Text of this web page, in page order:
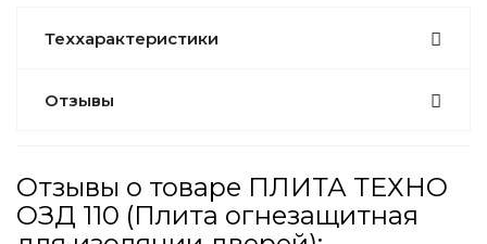
Теххарактеристики
Отзывы
Отзывы о товаре ПЛИТА ТЕХНО
ОЗД 110 (Плита огнезащитная